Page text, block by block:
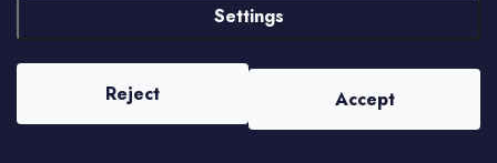
Settings
Reject Accept
Skladem 3 - 5 pracovních
Skladem 3 - 5 pracovních
dní